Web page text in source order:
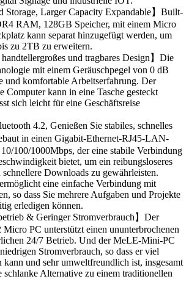
Storage, Larger Capacity Expandable】Built-
RAM, 128GB Speicher, mit einem Micro
kann separat hinzugefügt werden, um
zu 2TB zu erweitern.
handtellergroßes und tragbares Design】Die
mit einem Geräuschpegel von 0 dB
und komfortable Arbeitserfahrung. Der
Computer kann in eine Tasche gesteckt
sich leicht für eine Geschäftsreise
4.2, Genießen Sie stabiles, schnelles
in einen Gigabit-Ethernet-RJ45-LAN-
100/1000Mbps, der eine stabile Verbindung
bietet, um ein reibungsloseres
schnellere Downloads zu gewährleisten.
eine einfache Verbindung mit
so dass Sie mehrere Aufgaben und Projekte
erledigen können.
& Geringer Stromverbrauch】Der
PC unterstützt einen ununterbrochenen
24/7 Betrieb. Und der MeLE-Mini-PC
Stromverbrauch, so dass er viel
kann und sehr umweltfreundlich ist, insgesamt
schlanke Alternative zu einem traditionellen